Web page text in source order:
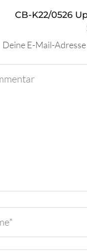
CB-K22/0526
Deine E-Mail-